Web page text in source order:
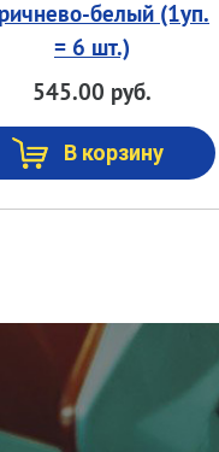
белый (1уп.
= 6 шт.)
545.00 руб.